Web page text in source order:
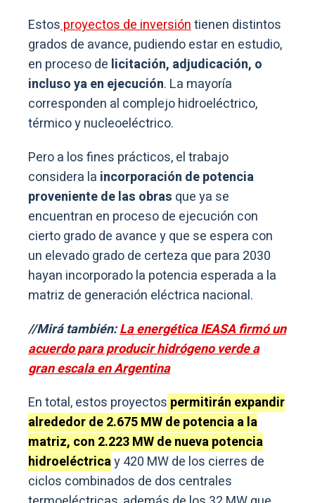
Estosproyectos de inversióntienen distintos
grados de avance, pudiendo estar en estudio,
en proceso de licitación, adjudicación, o
incluso ya en ejecución. La mayoría
corresponden al complejo hidroeléctrico,
térmico y nucleoeléctrico.
Pero a los fines prácticos, el trabajo
considera la incorporación de potencia
proveniente de las obras que ya se
encuentran en proceso de ejecución con
cierto grado de avance y que se espera con
un elevado grado de certeza que para 2030
hayan incorporado la potencia esperada a la
matriz de generación eléctrica nacional.
//Mirá también:La energética IEASA firmó un
acuerdo para producir hidrógeno verde a
gran escala en Argentina
En total, estos proyectos permitirán expandir
alrededor de 2.675 MW de potencia a la
matriz, con 2.223 MW de nueva potencia
hidroeléctricay 420 MW de los cierres de
ciclos combinados de dos centrales